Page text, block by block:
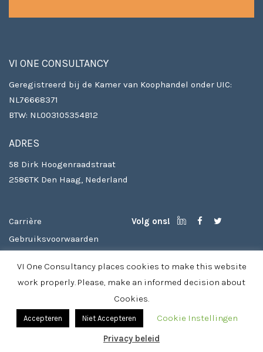
VI ONE CONSULTANCY
Geregistreerd bij de Kamer van Koophandel onder UIC:
NL76668371
BTW: NL003105354B12
ADRES
58 Dirk Hoogenraadstraat
2586TK Den Haag, Nederland
Carrière
Volg ons!
Gebruiksvoorwaarden
Privacy beleid & cookies
© 2026 Vioneconsult - Theme by
VI One Consultancy places cookies to make this website
work properly. Please, make an informed decision about
Cookies.
Accepteren Niet Accepteren
Cookie Instellingen
Privacy beleid